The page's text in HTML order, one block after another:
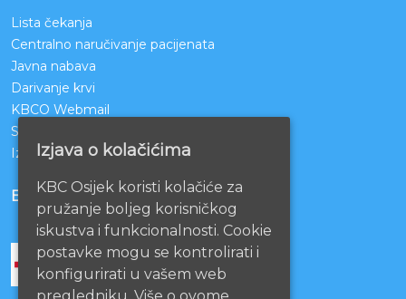
Lista čekanja
Centralno naručivanje pacijenata
Javna nabava
Darivanje krvi
KBCO Webmail
Sestrinstvo KBC Osijek
Izjava o pristupačnosti mrežnih stranica
BOLNICE PARTNERI
Izjava o kolačićima
KBC Osijek koristi kolačiće za
pružanje boljeg korisničkog
iskustva i funkcionalnosti. Cookie
postavke mogu se kontrolirati i
konfigurirati u vašem web
pregledniku. Više o ovome